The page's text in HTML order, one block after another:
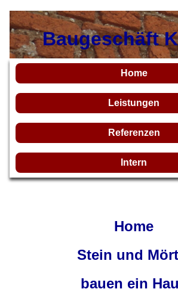
Baugeschäft
Home
Leistungen
Referenzen
Intern
Home
Stein und
bauen ein